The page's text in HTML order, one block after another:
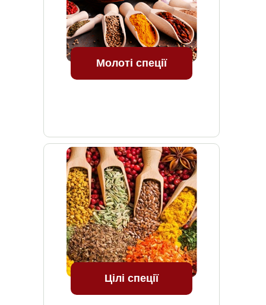
Молоті спеції
Цілі спеції